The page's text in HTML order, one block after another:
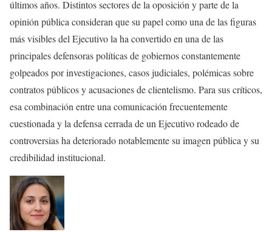
últimos años. Distintos sectores de la oposición y parte de la
opinión pública consideran que su papel como una de las figuras
más visibles del Ejecutivo la ha convertido en una de las
principales defensoras políticas de gobiernos constantemente
golpeados por investigaciones, casos judiciales, polémicas sobre
contratos públicos y acusaciones de clientelismo. Para sus críticos,
esa combinación entre una comunicación frecuentemente
cuestionada y la defensa cerrada de un Ejecutivo rodeado de
controversias ha deteriorado notablemente su imagen pública y su
credibilidad institucional.